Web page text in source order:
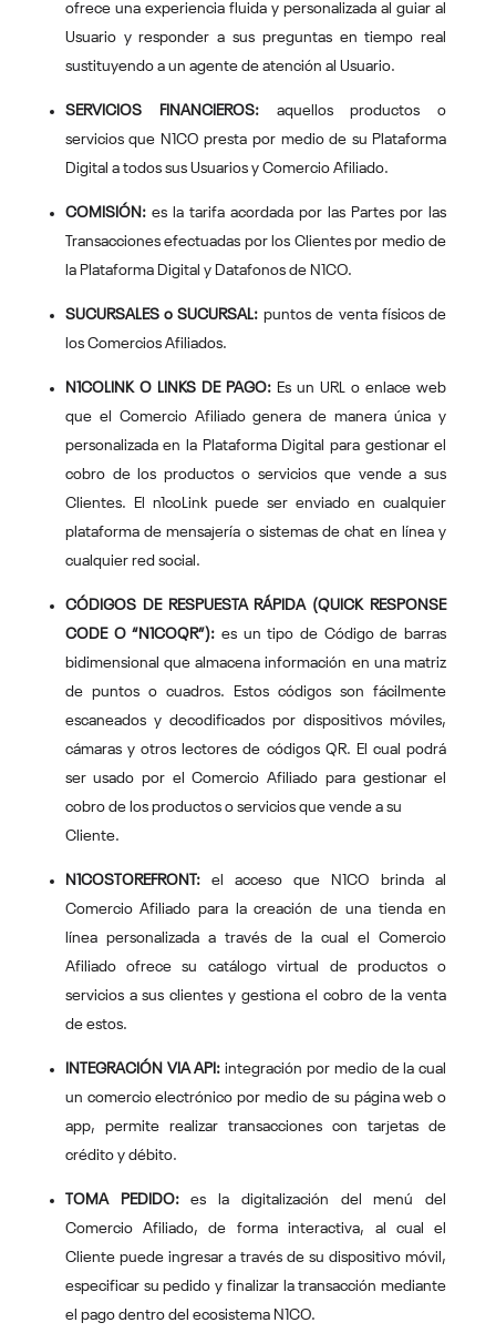
ofrece una experiencia fluida y personalizada al guiar al
Usuario y responder a sus preguntas en tiempo real
sustituyendo a un agente de atención al Usuario.
SERVICIOS FINANCIEROS:aquellos productos o
servicios que N1CO presta por medio de su Plataforma
Digital a todos sus Usuarios y Comercio Afiliado.
COMISIÓN:es la tarifa acordada por las Partes por las
Transacciones efectuadas por los Clientes por medio de
la Plataforma Digital y Datafonos de N1CO.
SUCURSALES o SUCURSAL: puntos de venta físicos de
los Comercios Afiliados.
N1COLINK O LINKS DE PAGO:Es un URL o enlace web
que el Comercio Afiliado genera de manera única y
personalizada en la Plataforma Digital para gestionar el
cobro de los productos o servicios que vende a sus
Clientes. El n1coLink puede ser enviado en cualquier
plataforma de mensajería o sistemas de chat en línea y
cualquier red social.
CÓDIGOS DE RESPUESTA RÁPIDA (QUICK RESPONSE
CODE O “N1COQR”): es un tipo de Código de barras
bidimensional que almacena información en una matriz
de puntos o cuadros. Estos códigos son fácilmente
escaneados y decodificados por dispositivos móviles,
cámaras y otros lectores de códigos QR. El cual podrá
ser usado por el Comercio Afiliado para gestionar el
cobro de los productos o servicios que vende a su
Cliente.
N1COSTOREFRONT:el acceso que N1CO brinda al
Comercio Afiliado para la creación de una tienda en
línea personalizada a través de la cual el Comercio
Afiliado ofrece su catálogo virtual de productos o
servicios a sus clientes y gestiona el cobro de la venta
de estos.
INTEGRACIÓN VIA API: integración por medio de la cual
un comercio electrónico por medio de su página web o
app, permite realizar transacciones con tarjetas de
crédito y débito.
TOMA PEDIDO:es la digitalización del menú del
Comercio Afiliado, de forma interactiva, al cual el
Cliente puede ingresar a través de su dispositivo móvil,
especificar su pedido y finalizar la transacción mediante
el pago dentro del ecosistema N1CO.